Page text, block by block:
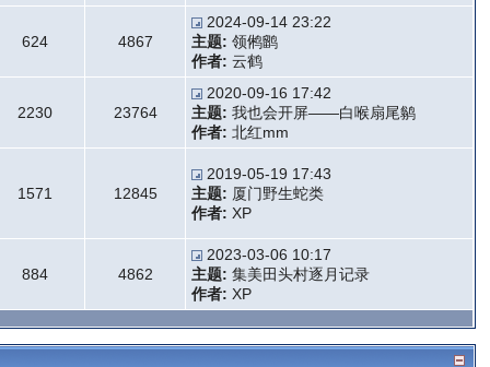
624 4867
2024-09-14 23:22
主题: 领鸺鹠
作者: 云鹤
2230 23764
2020-09-16 17:42
主题: 我也会开屏——白喉扇尾鹟
作者: 北红mm
1571 12845
2019-05-19 17:43
主题: 厦门野生蛇类
作者: XP
884 4862
2023-03-06 10:17
主题: 集美田头村逐月记录
作者: XP